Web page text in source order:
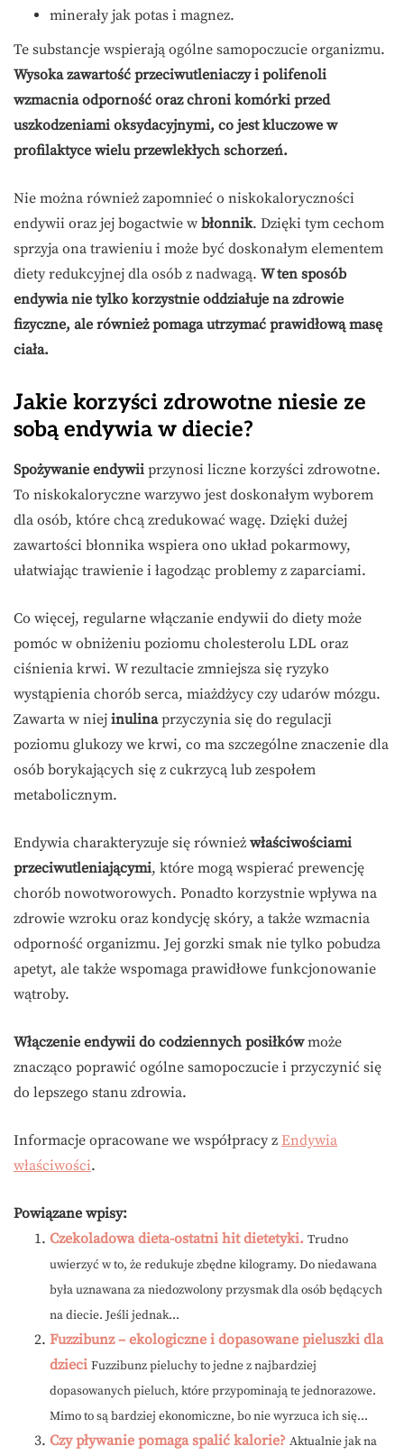
minerały jak potas i magnez.
Te substancje wspierają ogólne samopoczucie organizmu.
Wysoka zawartość przeciwutleniaczy i polifenoli
wzmacnia odporność oraz chroni komórki przed
uszkodzeniami oksydacyjnymi, co jest kluczowe w
profilaktyce wielu przewlekłych schorzeń.
Nie można również zapomnieć o niskokaloryczności
endywii oraz jej bogactwie w błonnik. Dzięki tym cechom
sprzyja ona trawieniu i może być doskonałym elementem
diety redukcyjnej dla osób z nadwagą. W ten sposób
endywia nie tylko korzystnie oddziałuje na zdrowie
fizyczne, ale również pomaga utrzymać prawidłową masę
ciała.
Jakie korzyści zdrowotne niesie ze
sobą endywia w diecie?
Spożywanie endywii przynosi liczne korzyści zdrowotne.
To niskokaloryczne warzywo jest doskonałym wyborem
dla osób, które chcą zredukować wagę. Dzięki dużej
zawartości błonnika wspiera ono układ pokarmowy,
ułatwiając trawienie i łagodząc problemy z zaparciami.
Co więcej, regularne włączanie endywii do diety może
pomóc w obniżeniu poziomu cholesterolu LDL oraz
ciśnienia krwi. W rezultacie zmniejsza się ryzyko
wystąpienia chorób serca, miażdżycy czy udarów mózgu.
Zawarta w niej inulinaprzyczynia się do regulacji
poziomu glukozy we krwi, co ma szczególne znaczenie dla
osób borykających się z cukrzycą lub zespołem
metabolicznym.
Endywia charakteryzuje się również właściwościami
przeciwutleniającymi, które mogą wspierać prewencję
chorób nowotworowych. Ponadto korzystnie wpływa na
zdrowie wzroku oraz kondycję skóry, a także wzmacnia
odporność organizmu. Jej gorzki smak nie tylko pobudza
apetyt, ale także wspomaga prawidłowe funkcjonowanie
wątroby.
Włączenie endywii do codziennych posiłkówmoże
znacząco poprawić ogólne samopoczucie i przyczynić się
do lepszego stanu zdrowia.
Informacje opracowane we współpracy z Endywia
właściwości.
Powiązane wpisy:
Czekoladowa dieta-ostatni hit dietetyki. Trudno
uwierzyć w to, że redukuje zbędne kilogramy. Do niedawana
była uznawana za niedozwolony przysmak dla osób będących
na diecie. Jeśli jednak...
Fuzzibunz – ekologiczne i dopasowane pieluszki dla
dzieci Fuzzibunz pieluchy to jedne z najbardziej
dopasowanych pieluch, które przypominają te jednorazowe.
Mimo to są bardziej ekonomiczne, bo nie wyrzuca ich się...
Czy pływanie pomaga spalić kalorie? Aktualnie jak na